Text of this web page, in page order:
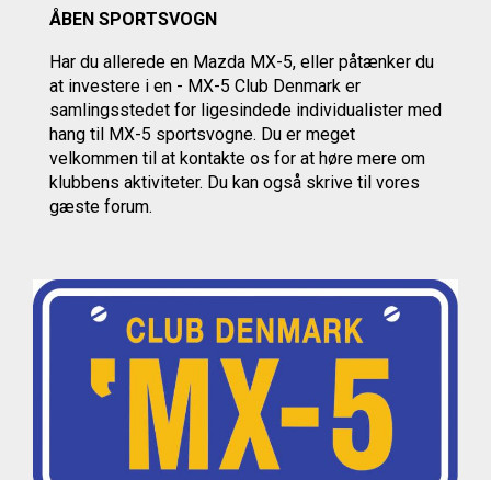
ÅBEN SPORTSVOGN
Har du allerede en Mazda MX-5, eller påtænker du
at investere i en - MX-5 Club Denmark er
samlingsstedet for ligesindede individualister med
hang til MX-5 sportsvogne. Du er meget
velkommen til at kontakte os for at høre mere om
klubbens aktiviteter. Du kan også skrive til vores
gæste forum.